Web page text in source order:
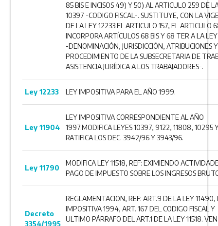
85 BIS E INCISOS 49) Y 50) AL ARTICULO 259 DE
10397 -CODIGO FISCAL-. SUSTITUYE, CON LA
DE LA LEY 12233 EL ARTICULO 157, EL ARTICULO
INCORPORA ARTÍCULOS 68 BIS Y 68 TER A LA
-DENOMINACIÓN, JURISDICCIÓN, ATRIBUCIONES Y
PROCEDIMIENTO DE LA SUBSECRETARIA DE
ASISTENCIA JURÍDICA A LOS TRABAJADORES-.
Ley 12233 LEY IMPOSITIVA PARA EL AÑO 1999.
Ley 11904
LEY IMPOSITIVA CORRESPONDIENTE AL AÑO
1997.MODIFICA LEYES 10397, 9122, 11808, 10295
RATIFICA LOS DEC. 3942/96 Y 3943/96.
Ley 11790
MODIFICA LEY 11518, REF: EXIMIENDO
PAGO DE IMPUESTO SOBRE LOS INGRESOS
Decreto
3354/1995
REGLAMENTACION, REF: ART.9 DE LA LEY 11490,
IMPOSITIVA 1994, ART. 167 DEL CODIGO FISCAL Y
ULTIMO PÁRRAFO DEL ART.1 DE LA LEY 11518.